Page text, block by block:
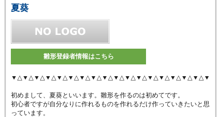
夏葵
雛形登録者情報はこちら
▼△▼△▼△▼△▼△▼△▼△▼△▼△▼△▼△▼△▼△▼△▼△▼△▼△▼
初めまして、夏葵といいます。雛形を作るのは初めてです。
初心者ですが自分なりに作れるものを作れるだけ作っていきたいと思
っています。